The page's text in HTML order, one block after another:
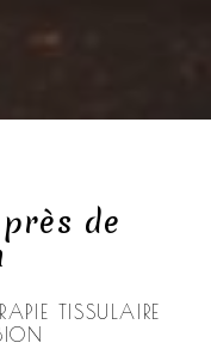
de
TISSULAIRE